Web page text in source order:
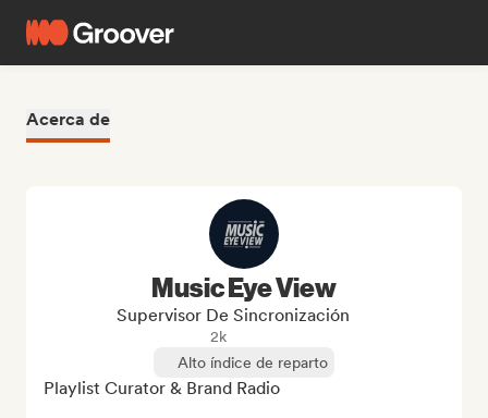
Acerca de
Music Eye View
Supervisor De Sincronización
2k
Alto índice de reparto
Playlist Curator & Brand Radio